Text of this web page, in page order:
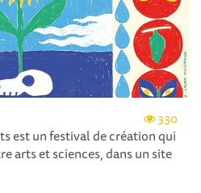
330
est un festival de création qui
arts et sciences, dans un site